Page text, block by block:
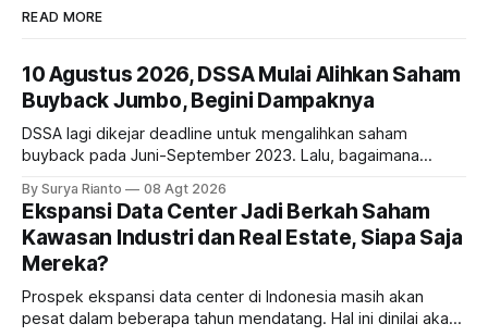
READ MORE
10 Agustus 2026, DSSA Mulai Alihkan Saham
Buyback Jumbo, Begini Dampaknya
DSSA lagi dikejar deadline untuk mengalihkan saham
buyback pada Juni-September 2023. Lalu, bagaimana
By Surya Rianto 08 Agt 2026
Ekspansi Data Center Jadi Berkah Saham
Kawasan Industri dan Real Estate, Siapa Saja
Mereka?
Prospek ekspansi data center di Indonesia masih akan
pesat dalam beberapa tahun mendatang. Hal ini dinilai akan